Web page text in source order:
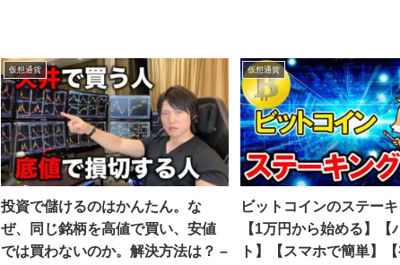
仮想通貨
投資で儲けるのはかんたん。な
ぜ、同じ銘柄を高値で買い、安値
では買わないのか。解決方法は？ –
仮想通貨
ビットコインのステー
【1万円から始める】【
ト】【スマホで簡単】